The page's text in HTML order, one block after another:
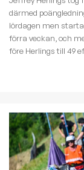
därmed
lördagen men
förra veckan, och
före Herlings till 49